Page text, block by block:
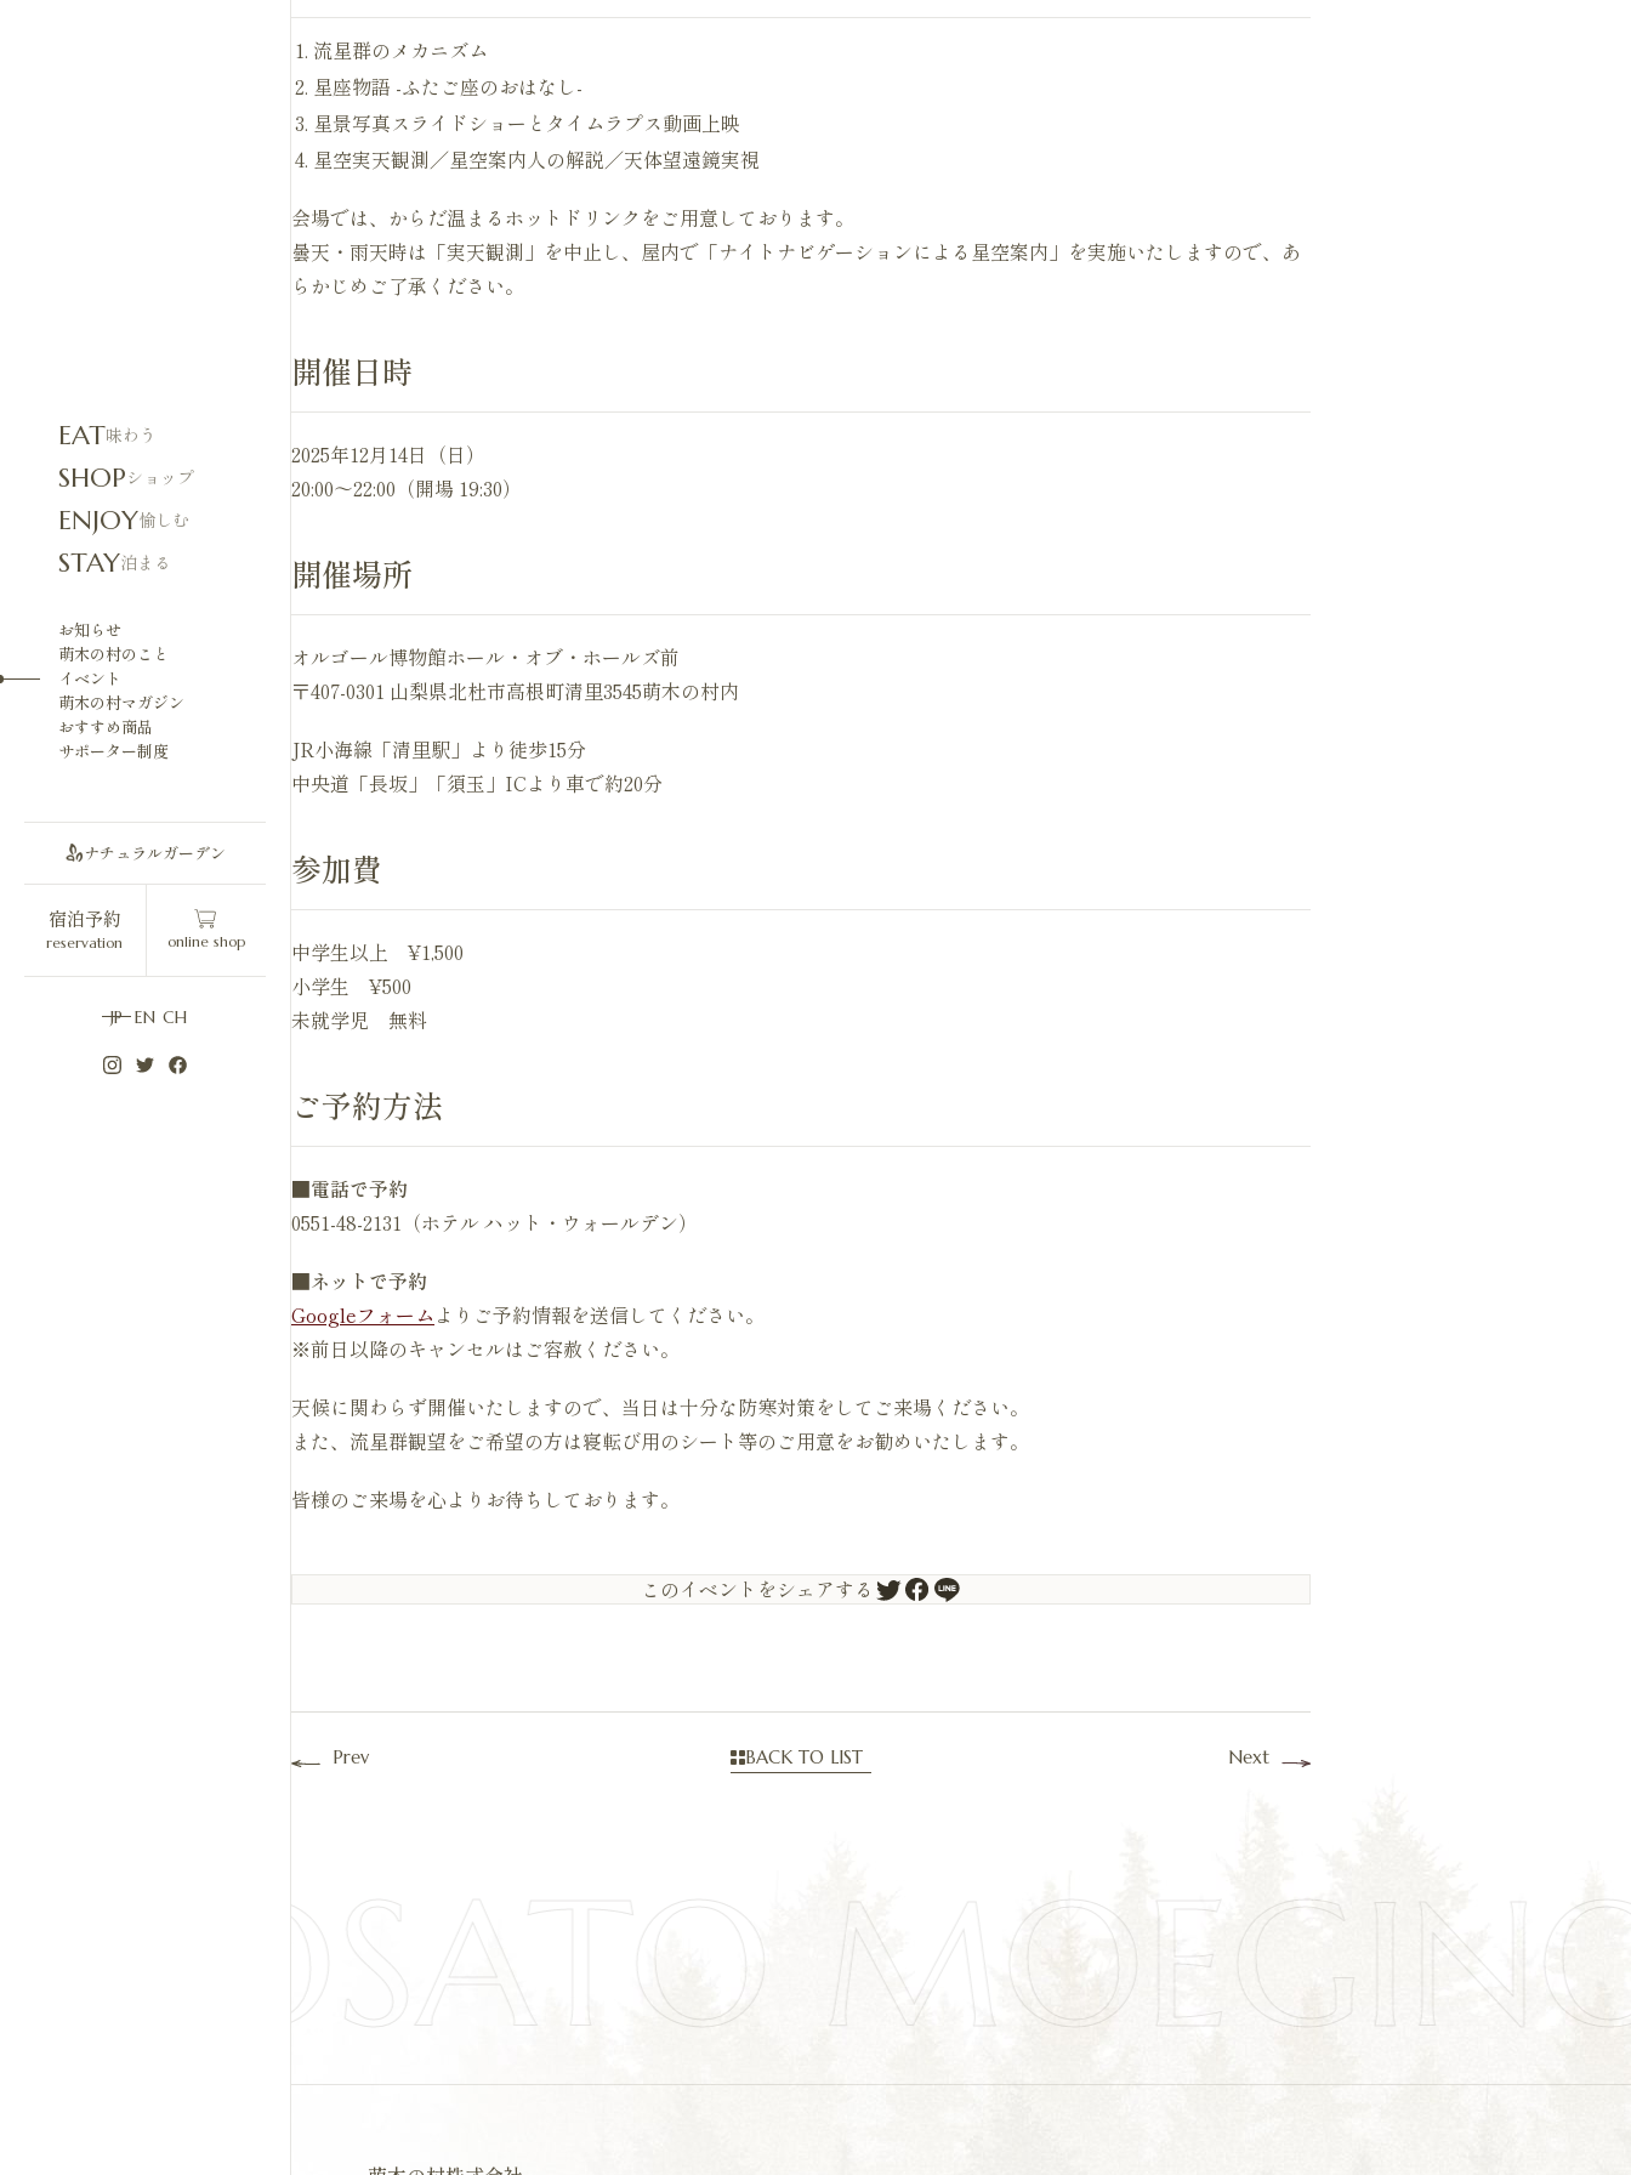
EAT味わう
SHOPショップ
ENJOY愉しむ
STAY泊まる
お知らせ
萌木の村のこと
イベント
萌木の村マガジン
おすすめ商品
サポーター制度
ナチュラルガーデン
宿泊予約
reservation online shop
JP EN CH
流星群のメカニズム
星座物語 -ふたご座のおはなし-
星景写真スライドショーとタイムラプス動画上映
星空実天観測／星空案内人の解説／天体望遠鏡実視
会場では、からだ温まるホットドリンクをご用意しております。
曇天・雨天時は「実天観測」を中止し、屋内で「ナイトナビゲーションによる星空案内」を実施いたしますので、あ
らかじめご了承ください。
開催日時
2025年12月14日（日）
20:00〜22:00（開場 19:30）
開催場所
オルゴール博物館ホール・オブ・ホールズ前
〒407-0301 山梨県北杜市高根町清里3545萌木の村内
JR小海線「清里駅」より徒歩15分
中央道「長坂」「須玉」ICより車で約20分
参加費
中学生以上 ¥1,500
小学生 ¥500
未就学児 無料
ご予約方法
■電話で予約
0551-48-2131（ホテル ハット・ウォールデン）
■ネットで予約
Googleフォーム よりご予約情報を送信してください。
※前日以降のキャンセルはご容赦ください。
天候に関わらず開催いたしますので、当日は十分な防寒対策をしてご来場ください。
また、流星群観望をご希望の方は寝転び用のシート等のご用意をお勧めいたします。
皆様のご来場を心よりお待ちしております。
このイベントをシェアする
Prev Next
BACK TO LIST